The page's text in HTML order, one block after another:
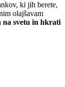
ki jih berete,
olajšavam
na svetu in hkrati